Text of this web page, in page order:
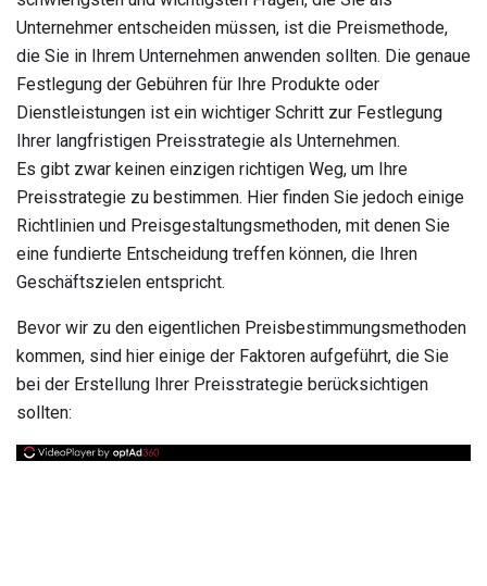
Unternehmer entscheiden müssen, ist die Preismethode,
die Sie in Ihrem Unternehmen anwenden sollten. Die genaue
Festlegung der Gebühren für Ihre Produkte oder
Dienstleistungen ist ein wichtiger Schritt zur Festlegung
Ihrer langfristigen Preisstrategie als Unternehmen.
Es gibt zwar keinen einzigen richtigen Weg, um Ihre
Preisstrategie zu bestimmen. Hier finden Sie jedoch einige
Richtlinien und Preisgestaltungsmethoden, mit denen Sie
eine fundierte Entscheidung treffen können, die Ihren
Geschäftszielen entspricht.
Bevor wir zu den eigentlichen Preisbestimmungsmethoden
kommen, sind hier einige der Faktoren aufgeführt, die Sie
bei der Erstellung Ihrer Preisstrategie berücksichtigen
sollten: